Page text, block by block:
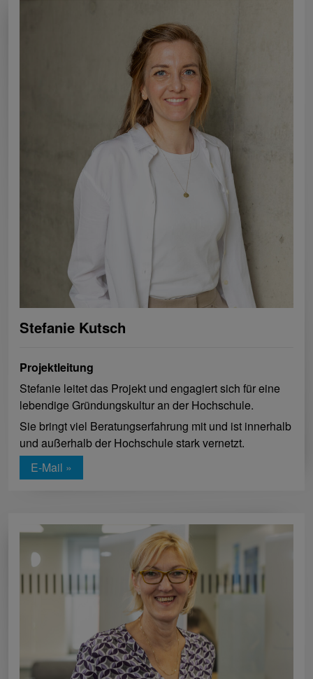
Stefanie Kutsch
Projektleitung
Stefanie leitet das Projekt und engagiert sich für eine
lebendige Gründungskultur an der Hochschule.
Sie bringt viel Beratungserfahrung mit und ist innerhalb
und außerhalb der Hochschule stark vernetzt.
E-Mail »